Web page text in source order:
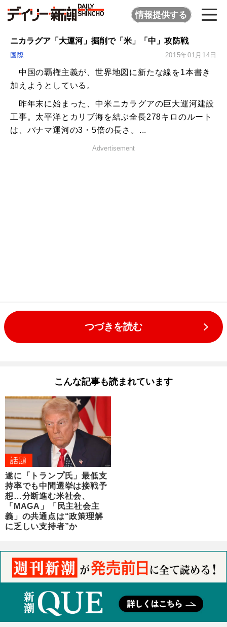
情報提供する
ニカラグア「大運河」掘削で「米」「中」攻防戦
国際 2015年01月14日
中国の覇権主義が、世界地図に新たな線を1本書き
加えようとしている。
昨年末に始まった、中米ニカラグアの巨大運河建設
工事。太平洋とカリブ海を結ぶ全長278キロのルート
は、パナマ運河の3・5倍の長さ。...
Advertisement
つづきを読む
こんな記事も読まれています
話題
遂に「トランプ氏」最低支
持率でも中間選挙は接戦予
想…分断進む米社会、
「MAGA」「民主社会主
義」の共通点は“政策理解
に乏しい支持者”か